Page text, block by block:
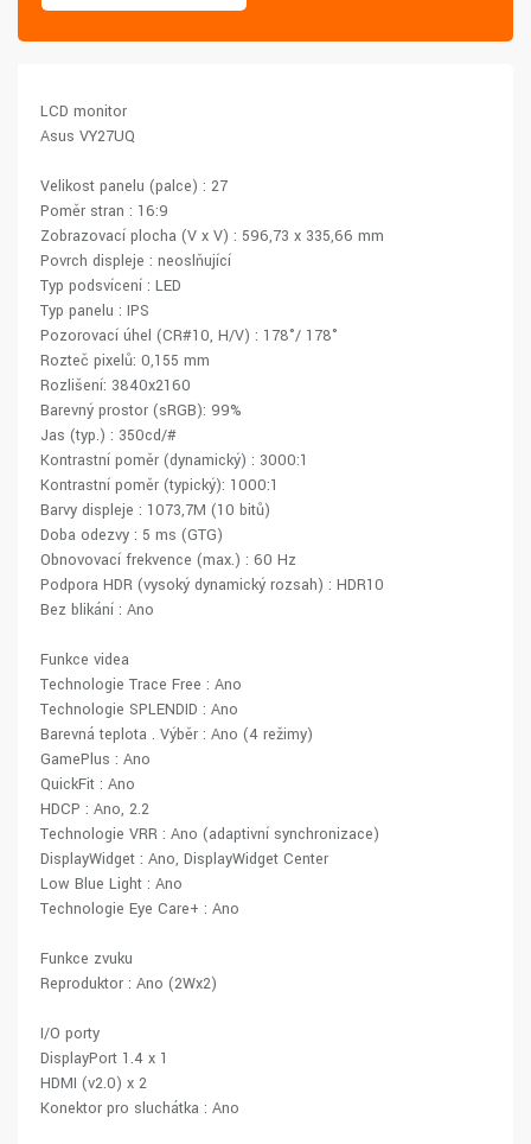
LCD monitor
Asus VY27UQ
Velikost panelu (palce) : 27
Poměr stran : 16:9
Zobrazovací plocha (V x V) : 596,73 x 335,66 mm
Povrch displeje : neoslňující
Typ podsvícení : LED
Typ panelu : IPS
Pozorovací úhel (CR#10, H/V) : 178°/ 178°
Rozteč pixelů: 0,155 mm
Rozlišení: 3840x2160
Barevný prostor (sRGB): 99%
Jas (typ.) : 350cd/#
Kontrastní poměr (dynamický) : 3000:1
Kontrastní poměr (typický): 1000:1
Barvy displeje : 1073,7M (10 bitů)
Doba odezvy : 5 ms (GTG)
Obnovovací frekvence (max.) : 60 Hz
Podpora HDR (vysoký dynamický rozsah) : HDR10
Bez blikání : Ano
Funkce videa
Technologie Trace Free : Ano
Technologie SPLENDID : Ano
Barevná teplota . Výběr : Ano (4 režimy)
GamePlus : Ano
QuickFit : Ano
HDCP : Ano, 2.2
Technologie VRR : Ano (adaptivní synchronizace)
DisplayWidget : Ano, DisplayWidget Center
Low Blue Light : Ano
Technologie Eye Care+ : Ano
Funkce zvuku
Reproduktor : Ano (2Wx2)
I/O porty
DisplayPort 1.4 x 1
HDMI (v2.0) x 2
Konektor pro sluchátka : Ano